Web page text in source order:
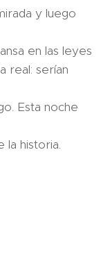
y luego
en las leyes
real: serían
Esta noche
la historia.